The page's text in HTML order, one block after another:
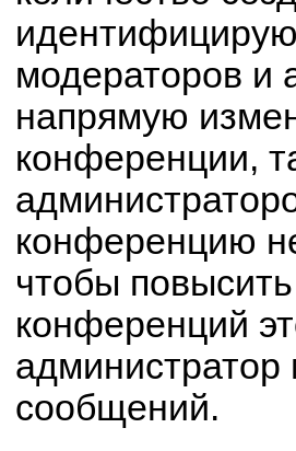
модераторов и
напрямую
конференции,
конференцию
чтобы
конференций
администратор
сообщений.